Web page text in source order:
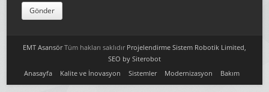
EMT AsansörTüm hakları saklıdır Projelendirme Sistem Robotik Limited,
SEO by Siterobot
Anasayfa
Kalite ve İnovasyon Sistemler Modernizasyon Bakım